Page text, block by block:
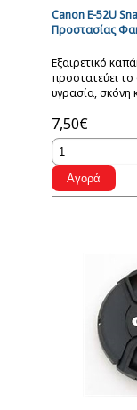
Canon E-52U
Προστασίας
Εξαιρετικό
προστατεύει
υγρασία, σκόνη
7,50€